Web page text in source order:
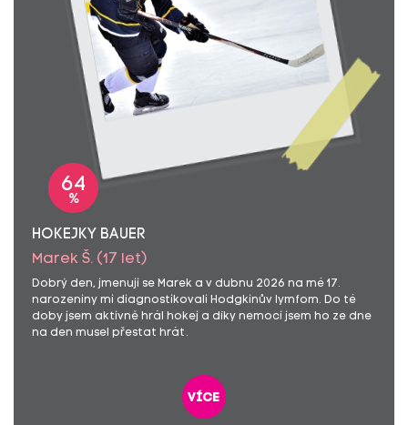
64
%
HOKEJKY BAUER
Marek Š. (17 let)
Dobrý den, jmenuji se Marek a v dubnu 2026 na mé 17.
narozeniny mi diagnostikovali Hodgkinův lymfom. Do té
doby jsem aktivně hrál hokej a díky nemoci jsem ho ze dne
na den musel přestat hrát.
více